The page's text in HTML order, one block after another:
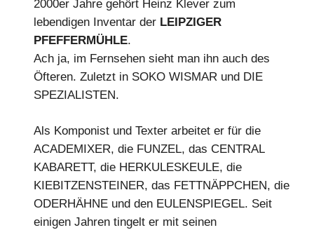
2000er Jahre gehört Heinz Klever zum
lebendigen Inventar der LEIPZIGER
PFEFFERMÜHLE.
Ach ja, im Fernsehen sieht man ihn auch des
Öfteren. Zuletzt in SOKO WISMAR und DIE
SPEZIALISTEN.
Als Komponist und Texter arbeitet er für die
ACADEMIXER, die FUNZEL, das CENTRAL
KABARETT, die HERKULESKEULE, die
KIEBITZENSTEINER, das FETTNÄPPCHEN, die
ODERHÄHNE und den EULENSPIEGEL. Seit
einigen Jahren tingelt er mit seinen